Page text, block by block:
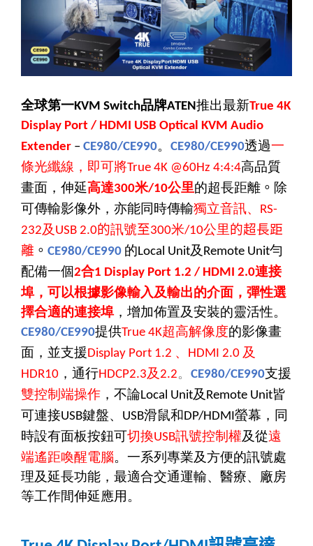
全球第一KVM Switch品牌ATEN推出最新True 4K
Display Port / HDMI USB Optical KVM Audio
Extender – CE980/CE990。 CE980/CE990透過一
條光纖線，即可將True 4K @60Hz 4:4:4高品質
畫面，伸延高達300米/10公里的超長距離 。 除
可傳輸影像外，亦能同時傳輸獨立音訊、
RS-
232及 USB 2.0的訊號至300米/10公里的超長距
離 。 CE980/CE990 的Local Unit及 Remote Unit勻
配備一個2合1 Display Port 1.2 / HDMI 2.0連接
埠，可以根據影像輸入及輸出的介面，彈性選
擇合適的連接埠，增加佈置及安裝的靈活性。
CE980/CE990提供True 4K超高解像度的影像畫
面，並支援Display Port 1.2 、 HDMI 2.0 及
HDR10 ，通行HDCP2.3及2.2。 CE980/CE990支援
雙控制端操作 ，不論Local Unit及 Remote Unit皆
可連接USB鍵盤、 USB滑鼠和DP/HDMI螢幕，同
時設有面板按鈕可切換USB訊號控制權及從遠
端遙距喚醒電腦。一系列專業及方便的訊號處
理及延長功能，最適合交通運輸、醫療、廠房
等工作間伸延應用。